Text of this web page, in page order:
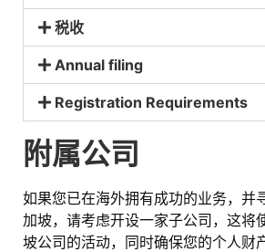
税收
Annual filing​
Registration Requirements​
附属公司
如果您已在海外拥有成功的业务，并
加坡，请考虑开设一家子公司，这将
坡公司的活动，同时确保您的个人财